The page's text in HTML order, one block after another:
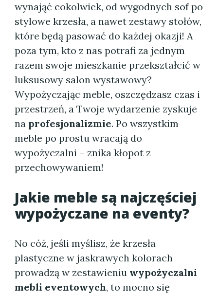
wynająć cokolwiek, od wygodnych sof po
stylowe krzesła, a nawet zestawy stołów,
które będą pasować do każdej okazji! A
poza tym, kto z nas potrafi za jednym
razem swoje mieszkanie przekształcić w
luksusowy salon wystawowy?
Wypożyczając meble, oszczędzasz czas i
przestrzeń, a Twoje wydarzenie zyskuje
na profesjonalizmie. Po wszystkim
meble po prostu wracają do
wypożyczalni – znika kłopot z
przechowywaniem!
Jakie meble są najczęściej
wypożyczane na eventy?
No cóż, jeśli myślisz, że krzesła
plastyczne w jaskrawych kolorach
prowadzą w zestawieniu wypożyczalni
mebli eventowych, to mocno się